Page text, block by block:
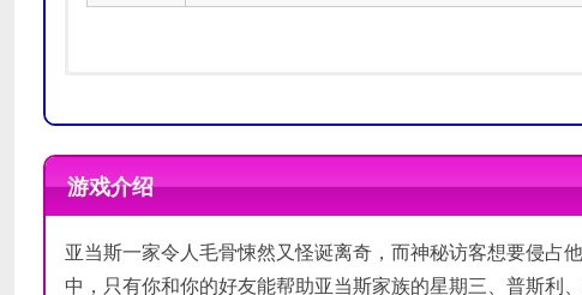
DirectX 版本:11
存储空间:需要 3 GB 可用空间
DirectX 版本:11
存储空间:需要 3 GB 可用空间
游戏介绍
亚当斯一家令人毛骨悚然又怪诞离奇，而神秘访客想要侵占
中，只有你和你的好友能帮助亚当斯家族的星期三、普斯利